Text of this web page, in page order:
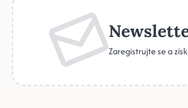
Zaregistrujte se a